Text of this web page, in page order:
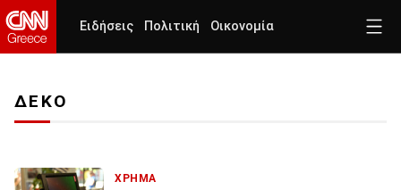
Ειδήσεις Πολιτική Οικονομία
ΔΕΚΟ
ΧΡΗΜΑ